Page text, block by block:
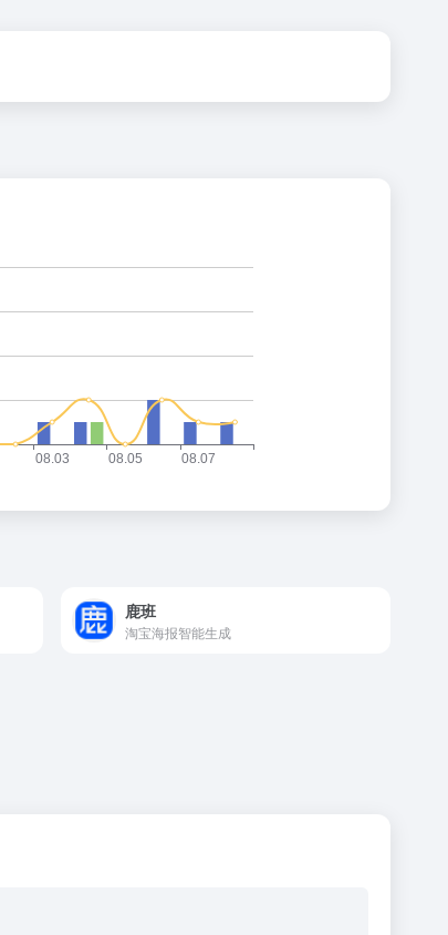
鹿班
淘宝海报智能生成